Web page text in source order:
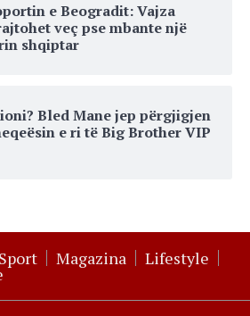
e Beogradit: Vajza
veç pse mbante një
shqiptar
Bled Mane jep përgjigjen
e ri të Big Brother VIP
Sport Magazina Lifestyle